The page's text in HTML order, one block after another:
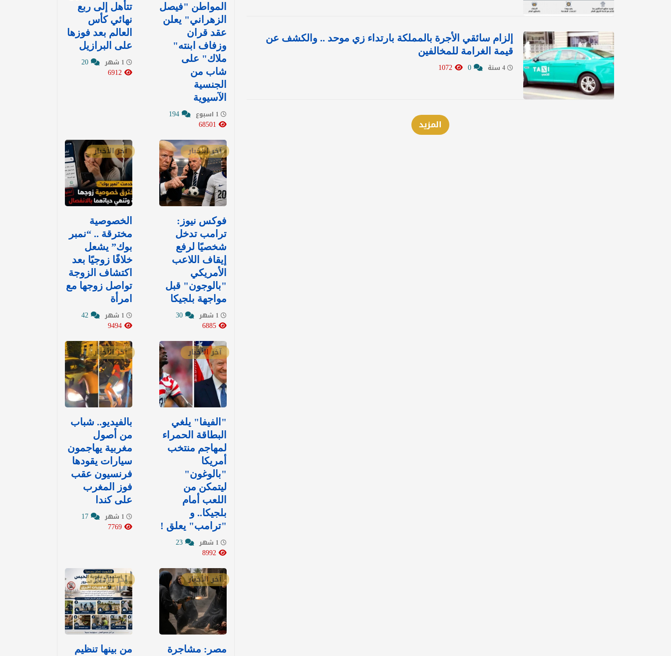
إلزام سائقي الأجرة بالمملكة بارتداء زي موحد .. والكشف عن
قيمة الغرامة للمخالفين
المزيد
المواطن "فيصل
الزهراني" يعلن
عقد قران
وزفاف ابنته"
ملاك" على
شاب من
الجنسية
الآسيوية
تتأهل إلى ربع
نهائي كأس
العالم بعد فوزها
على البرازيل
آخر الأخبار
فوكس نيوز:
ترامب تدخل
شخصيًا لرفع
إيقاف اللاعب
الأمريكي
"بالوجون" قبل
مواجهة بلجيكا
آخر الأخبار
الخصوصية
مخترقة .. “نمبر
بوك” يشعل
خلافًا زوجيًا بعد
اكتشاف الزوجة
تواصل زوجها مع
امرأة
آخر الأخبار
"الفيفا" يلغي
البطاقة الحمراء
لمهاجم منتخب
أمريكا
"بالوغون"
ليتمكن من
اللعب أمام
بلجيكا.. و
"ترامب" يعلق !
آخر الأخبار
بالفيديو.. شباب
من أصول
مغربية يهاجمون
سيارات يقودها
فرنسيون عقب
فوز المغرب
على كندا
آخر الأخبار
مصر: مشاجرة
آخر الأخبار
من بينها تنظيم